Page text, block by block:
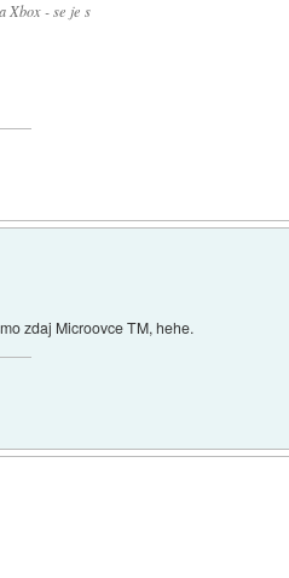
Xbox - se je s
zdaj Microovce TM, hehe.